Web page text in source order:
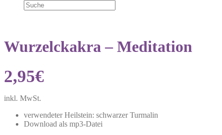
Wurzelckakra – Meditation
2,95€
inkl. MwSt.
verwendeter Heilstein: schwarzer Turmalin
Download als mp3-Datei